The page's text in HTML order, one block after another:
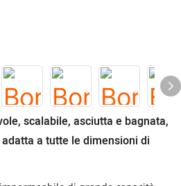
scalabile, asciutta e bagnata,
a tutte le dimensioni di